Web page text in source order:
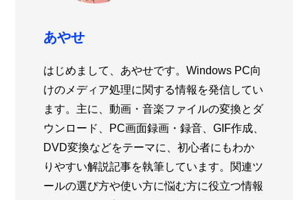
あやせ
はじめまして、あやせです。Windows PC向
けのメディア処理に関する情報を発信してい
ます。主に、動画・音楽ファイルの変換とダ
ウンロード、PC画面録画・録音、GIF作成、
DVD変換などをテーマに、初心者にもわか
りやすい解説記事を執筆しています。関連ツ
ールの選び方や使い方に悩む方に役立つ情報